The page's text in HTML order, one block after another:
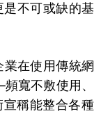
不可或缺的基
業在使用傳統網
寬不敷使用、
稱能整合各種